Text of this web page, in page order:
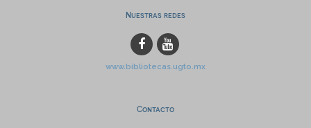
Nuestras redes
www.bibliotecas.ugto.mx
Contacto